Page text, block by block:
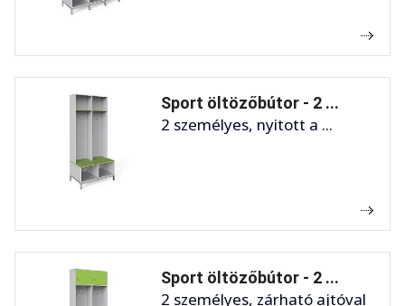
Sport öltözőbútor - 2 ...
2 személyes, nyitott a ...
Sport öltözőbútor - 2 ...
2 személyes, zárható ajtóval